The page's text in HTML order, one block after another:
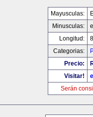
Mayusculas:
Minusculas:
Longitud:
Categorias:
Precio:
Visitar!
Serán